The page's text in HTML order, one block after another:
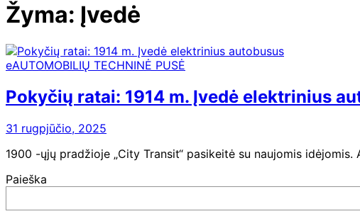
Žyma: Įvedė
eAUTOMOBILIŲ TECHNINĖ PUSĖ
Pokyčių ratai: 1914 m. Įvedė elektrinius
31 rugpjūčio, 2025
1900 -ųjų pradžioje „City Transit“ pasikeitė su naujomis
Paieška